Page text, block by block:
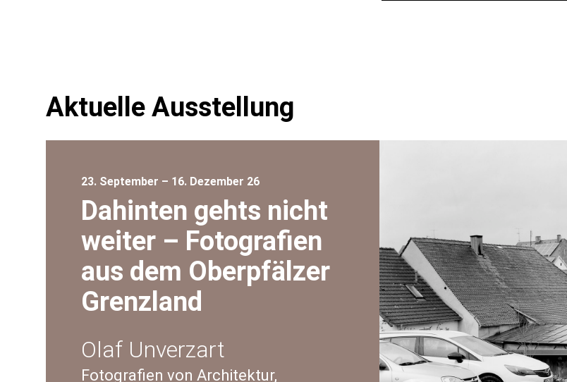
Aktuelle Ausstellung
23. September – 16. Dezember 26
Dahinten gehts nicht
weiter – Fotografien
aus dem Oberpfälzer
Grenzland
Olaf Unverzart
Fotografien von Architektur,